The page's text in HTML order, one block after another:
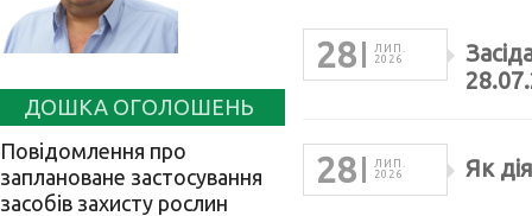
ДОШКА ОГОЛОШЕНЬ
Повідомлення про
заплановане застосування
засобів захисту рослин
28
ЛИП.
2026
28
ЛИП.
2026
Як